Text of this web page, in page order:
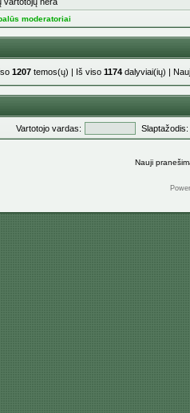
moderatoriai
1207 temos(ų) | Iš viso 1174 dalyviai(ių) |
Vartotojo vardas: Slaptažodis:
Nauji